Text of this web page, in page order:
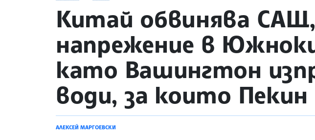
site.bta
Китай обвинява
напрежение в
като Вашингтон
води, за които
АЛЕКСЕЙ МАРГОЕВСКИ